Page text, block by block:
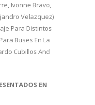
Ivonne Bravo,
Velazquez)
Para Distintos
Buses En La
Cubillos And
EN